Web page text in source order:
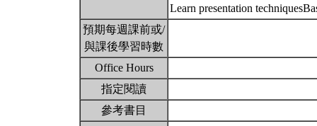
Learn presentation
預期每週課前或/
與課後學習時數
Office Hours
指定閱讀
參考書目